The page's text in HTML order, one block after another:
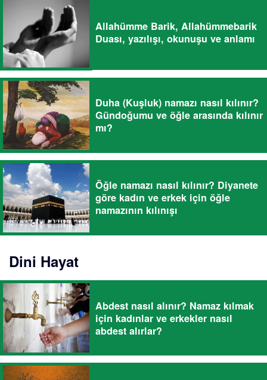
Allahümme Barik, Allahümmebarik
Duası, yazılışı, okunuşu ve anlamı
Duha (Kuşluk) namazı nasıl kılınır?
Gündoğumu ve öğle arasında kılınır
mı?
Öğle namazı nasıl kılınır? Diyanete
göre kadın ve erkek için öğle
namazının kılınışı
Dini Hayat
Abdest nasıl alınır? Namaz kılmak
için kadınlar ve erkekler nasıl
abdest alırlar?